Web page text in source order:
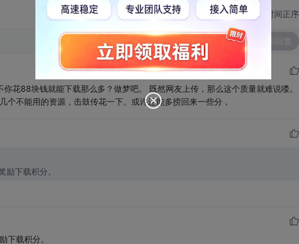
切换为时间正序
花88块钱就能下载那么多？做梦吧。 既然网友上传，那么这个质量就难说喽。
个不能用的资源，击鼓传花一下。或许还能多捞回来一些分，
下载积分。
下载积分。